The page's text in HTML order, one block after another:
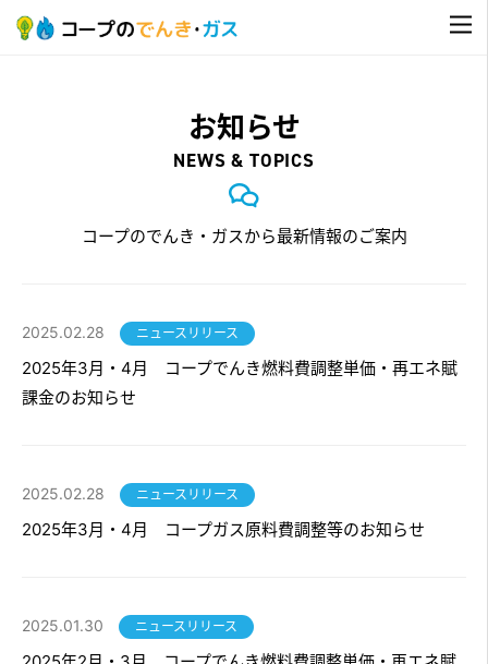
お知らせ
NEWS & TOPICS
コープのでんき・ガスから最新情報のご案内
2025.02.28 ニュースリリース
2025年3月・4月 コープでんき燃料費調整単価・再エネ賦
課金のお知らせ
2025.02.28 ニュースリリース
2025年3月・4月 コープガス原料費調整等のお知らせ
2025.01.30 ニュースリリース